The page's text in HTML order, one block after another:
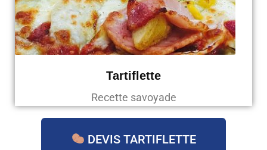
Tartiflette
Recette savoyade
DEVIS TARTIFLETTE